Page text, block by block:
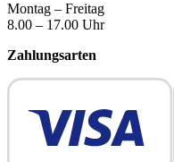
Montag – Freitag
8.00 – 17.00 Uhr
Zahlungsarten